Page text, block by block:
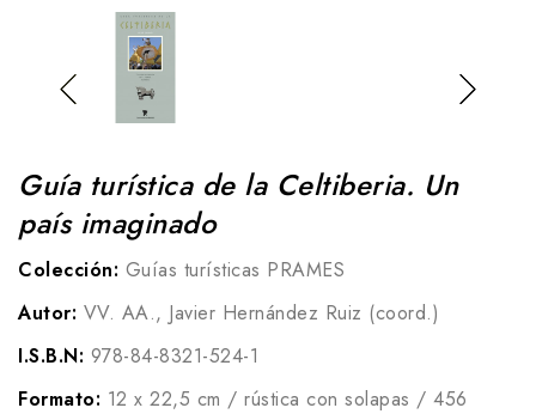
Guía turística de la Celtiberia. Un
país imaginado
Colección: Guías turísticas PRAMES
Autor: VV. AA., Javier Hernández Ruiz (coord.)
I.S.B.N: 978-84-8321-524-1
Formato: 12 x 22,5 cm / rústica con solapas / 456